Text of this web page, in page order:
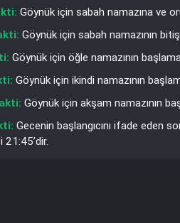
Göynük için sabah namazına ve
Göynük için sabah namazının
Göynük için öğle namazının
Göynük için ikindi namazının
Göynük için akşam namazının
Gecenin başlangıcını ifade eden
21:45’dir.